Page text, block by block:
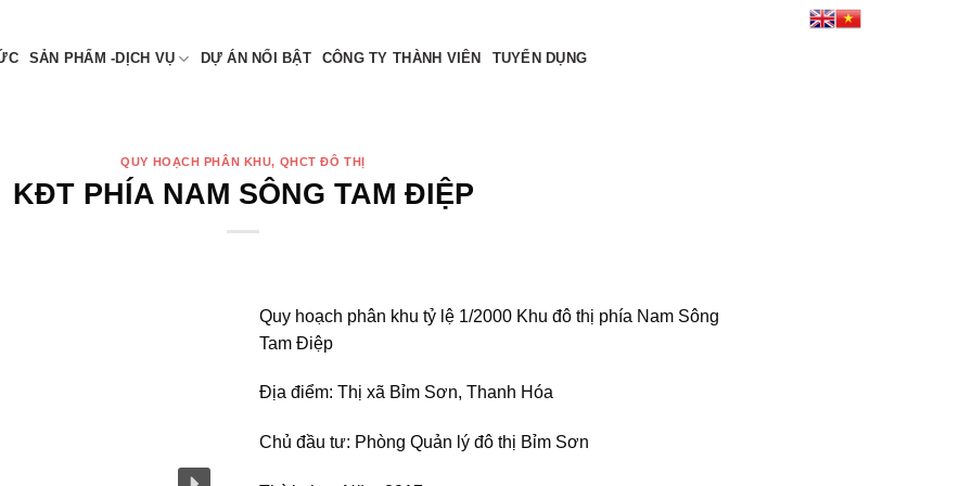
SẢN PHẨM -DỊCH VỤ DỰ ÁN NỔI BẬT CÔNG TY THÀNH VIÊN TUYỂN DỤNG
QUY HOẠCH PHÂN KHU, QHCT ĐÔ THỊ
KĐT PHÍA NAM SÔNG TAM ĐIỆP
Quy hoạch phân khu tỷ lệ 1/2000 Khu đô thị phía Nam Sông
Tam Điệp
Địa điểm: Thị xã Bỉm Sơn, Thanh Hóa
Chủ đầu tư: Phòng Quản lý đô thị Bỉm Sơn